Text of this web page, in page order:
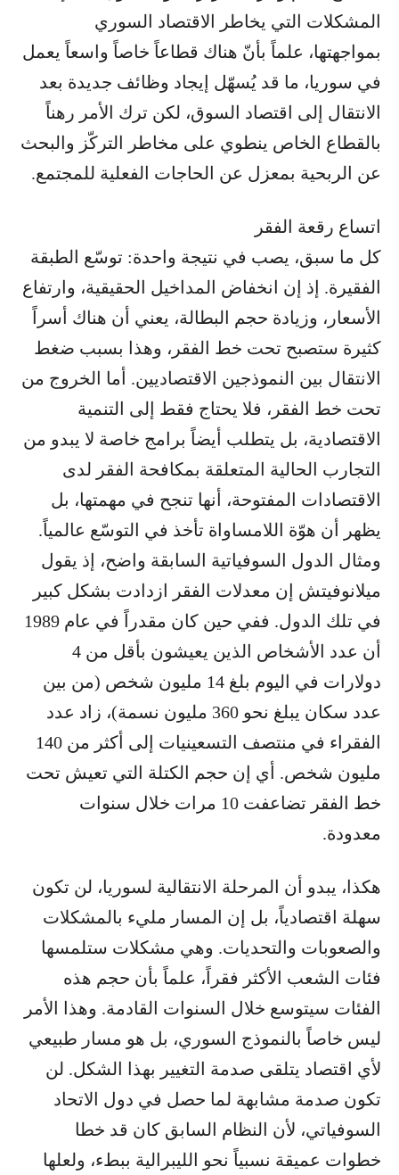
المشكلات التي يخاطر الاقتصاد السوري
بمواجهتها، علماً بأنّ هناك قطاعاً خاصاً واسعاً يعمل
في سوريا، ما قد يُسهّل إيجاد وظائف جديدة بعد
الانتقال إلى اقتصاد السوق، لكن ترك الأمر رهناً
بالقطاع الخاص ينطوي على مخاطر التركّز والبحث
عن الربحية بمعزل عن الحاجات الفعلية للمجتمع.
اتساع رقعة الفقر
كل ما سبق، يصب في نتيجة واحدة: توسّع الطبقة
الفقيرة. إذ إن انخفاض المداخيل الحقيقية، وارتفاع
الأسعار، وزيادة حجم البطالة، يعني أن هناك أسراً
كثيرة ستصبح تحت خط الفقر، وهذا بسبب ضغط
الانتقال بين النموذجين الاقتصاديين. أما الخروج من
تحت خط الفقر، فلا يحتاج فقط إلى التنمية
الاقتصادية، بل يتطلب أيضاً برامج خاصة لا يبدو من
التجارب الحالية المتعلقة بمكافحة الفقر لدى
الاقتصادات المفتوحة، أنها تنجح في مهمتها، بل
يظهر أن هوّة اللامساواة تأخذ في التوسّع عالمياً.
ومثال الدول السوفياتية السابقة واضح، إذ يقول
ميلانوفيتش إن معدلات الفقر ازدادت بشكل كبير
في تلك الدول. ففي حين كان مقدراً في عام 1989
أن عدد الأشخاص الذين يعيشون بأقل من 4
دولارات في اليوم بلغ 14 مليون شخص (من بين
عدد سكان يبلغ نحو 360 مليون نسمة)، زاد عدد
الفقراء في منتصف التسعينيات إلى أكثر من 140
مليون شخص. أي إن حجم الكتلة التي تعيش تحت
خط الفقر تضاعفت 10 مرات خلال سنوات
معدودة.
هكذا، يبدو أن المرحلة الانتقالية لسوريا، لن تكون
سهلة اقتصادياً، بل إن المسار مليء بالمشكلات
والصعوبات والتحديات. وهي مشكلات ستلمسها
فئات الشعب الأكثر فقراً، علماً بأن حجم هذه
الفئات سيتوسع خلال السنوات القادمة. وهذا الأمر
ليس خاصاً بالنموذج السوري، بل هو مسار طبيعي
لأي اقتصاد يتلقى صدمة التغيير بهذا الشكل. لن
تكون صدمة مشابهة لما حصل في دول الاتحاد
السوفياتي، لأن النظام السابق كان قد خطا
خطوات عميقة نسبياً نحو الليبرالية ببطء، ولعلها